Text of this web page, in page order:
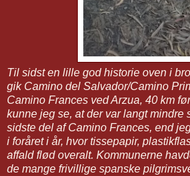
Til sidst en lille god historie oven i
gik Camino del Salvador/Camino
Camino Frances ved Arzua, 40 km
kunne jeg se, at der var langt mindre
sidste del af Camino Frances, end
i foråret i år, hvor tissepapir,
affald flød overalt. Kommunerne
de mange frivillige spanske